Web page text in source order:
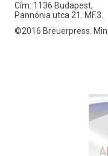
Cím: 1136 Budapest,
Pannónia utca 21. MF.3.
©2016 Breuerpress.